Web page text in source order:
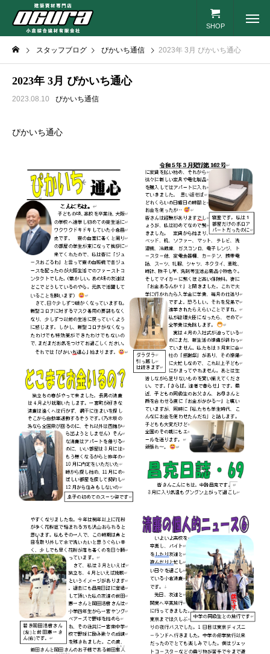
SHOP
スタッフブログ ぴかいち通信 2023年 3月 ぴかいち通心
2023年 3月 ぴかいち通心
2023.08.10 ぴかいち通信
ぴかいち通心